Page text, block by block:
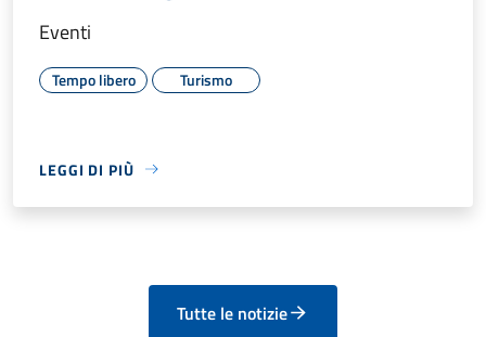
Eventi
Tempo libero Turismo
LEGGI DI PIÙ
Tutte le notizie